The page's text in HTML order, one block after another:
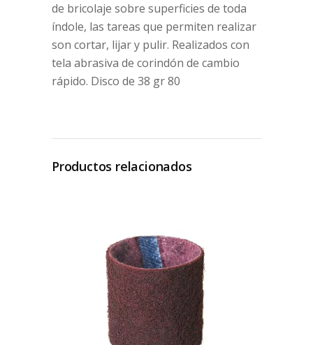
de bricolaje sobre superficies de toda
índole, las tareas que permiten realizar
son cortar, lijar y pulir. Realizados con
tela abrasiva de corindón de cambio
rápido. Disco de 38 gr 80
Productos relacionados